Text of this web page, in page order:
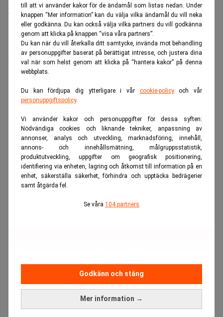
till att vi använder kakor för de ändamål som listas nedan. Under
knappen “Mer information” kan du välja vilka ändamål du vill neka
eller godkänna. Du kan också välja vilka partners du vill godkänna
genom att klicka på knappen “visa våra partners”.
Du kan när du vill återkalla ditt samtycke, invända mot behandling
av personuppgifter baserat på berättigat intresse, och justera dina
val när som helst genom att klicka på “hantera kakor” på denna
webbplats.
Du kan fördjupa dig ytterligare i vår cookie-policyoch vår
personuppgiftspolicy.
Vi använder kakor och personuppgifter för dessa syften:
Nödvändiga cookies och liknande tekniker, anpassning av
annonser, analys och utveckling, marknadsföring, innehåll,
annons- och innehållsmätning, målgruppsstatistik,
produktutveckling, uppgifter om geografisk positionering,
identifiering via enheten, lagring och åtkomst till information på en
enhet, säkerställa säkerhet, förhindra och upptäcka bedrägerier
samt åtgärda fel.
Se våra 104 partners
Mer information →
Godkänn och stäng
Bolagsjurist till Eltel AB
Placering:Bromma, Stockholm
Sista ansökningsdag:21/08/2026
Medarbetare inom Intern styrning och kontroll till Alecta
Sista ansökningsdag:
ANNONS
Realtid.se Börs & finans
Reportrar stäms – skrev om brister på